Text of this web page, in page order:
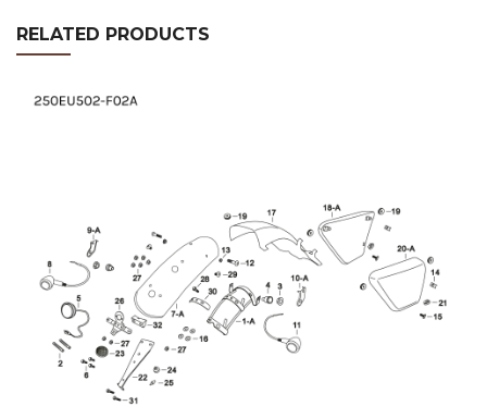
RELATED PRODUCTS